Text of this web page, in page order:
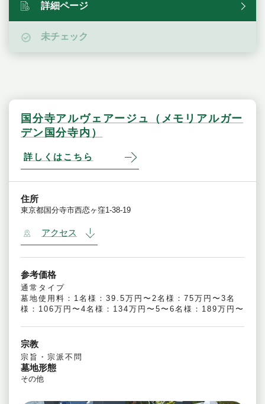
詳細ページ
未チェック
国分寺アルヴェアージュ（メモリアルガー
デン国分寺内）
詳しくはこちら
住所
東京都国分寺市西恋ヶ窪1-38-19
アクセス
参考価格
通常タイプ
墓地使用料：1名様：39.5万円〜2名様：75万円〜3名
様：106万円〜4名様：134万円〜5〜6名様：189万円〜
宗教
宗旨・宗派不問
墓地形態
その他